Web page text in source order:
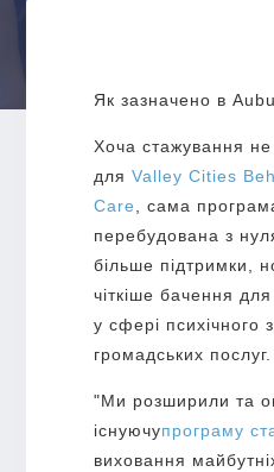
Як зазначено в
Хоча стажування
для Valley Cities
Care
, сама
перебудована з
більше підтримки,
чіткіше бачення
у сфері психічного
громадських послуг.
"Ми розширили та
існуючупрограму
виховання